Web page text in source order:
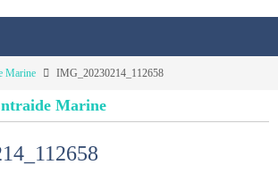
Marine IMG_20230214_112658
Marine